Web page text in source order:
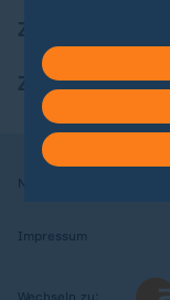
ZDFheute Apps
Nutzungsbedingungen
Impressum
Wechseln zu:
in deinen
Hier findest
Weitere